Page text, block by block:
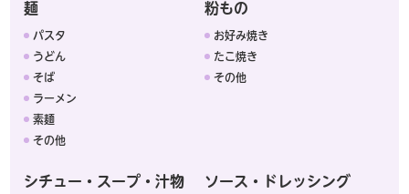
麺
パスタ
うどん
そば
ラーメン
素麺
その他
粉もの
お好み焼き
たこ焼き
その他
シチュー・スープ・汁物 ソース・ドレッシング